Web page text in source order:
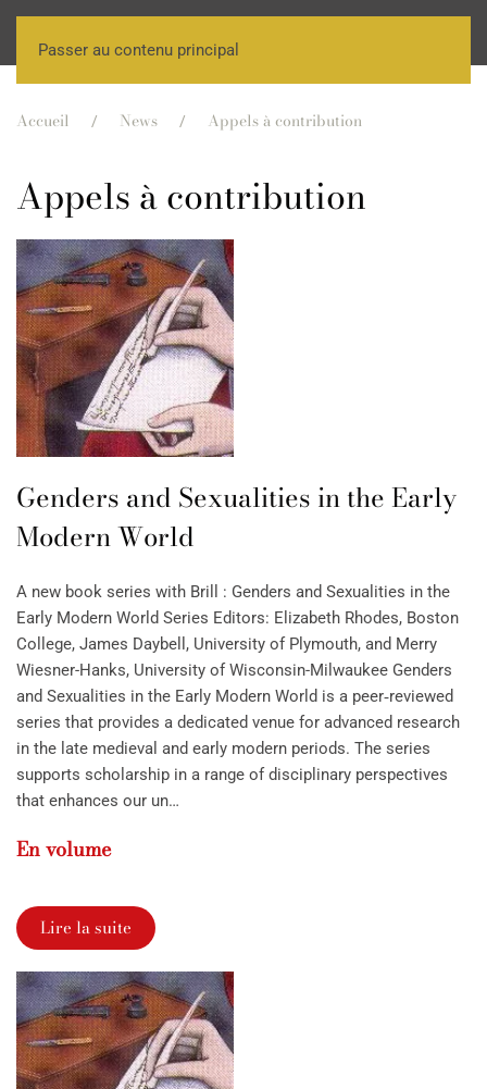
Passer au contenu principal
Accueil News Appels à contribution
Appels à contribution
Genders and Sexualities in the Early
Modern World
A new book series with Brill : Genders and Sexualities in the
Early Modern World Series Editors: Elizabeth Rhodes, Boston
College, James Daybell, University of Plymouth, and Merry
Wiesner-Hanks, University of Wisconsin-Milwaukee Genders
and Sexualities in the Early Modern World is a peer‑reviewed
series that provides a dedicated venue for advanced research
in the late medieval and early modern periods. The series
supports scholarship in a range of disciplinary perspectives
that enhances our un…
En volume
Lire la suite